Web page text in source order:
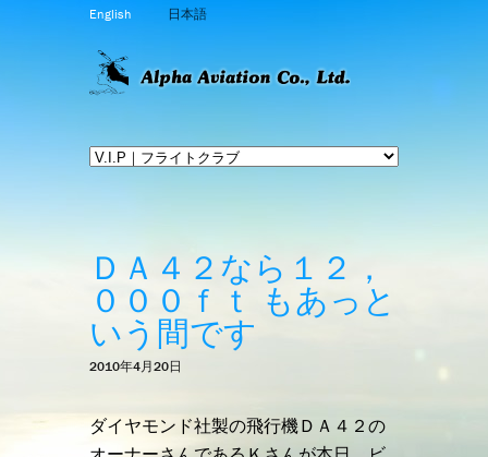
English 日本語
ＤＡ４２なら１２，
０００ｆｔ もあっと
いう間です
2010年4月20日
ダイヤモンド社製の飛行機ＤＡ４２の